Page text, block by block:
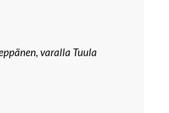
varalla Tuula